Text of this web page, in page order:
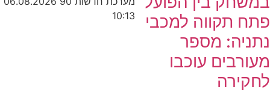
פתח תקווה למכבי
נתניה: מספר
מעורבים עוכבו
לחקירה
10:13